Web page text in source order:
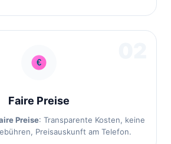
Faire Preise
Preise: Transparente Kosten, keine
Preisauskunft am Telefon.